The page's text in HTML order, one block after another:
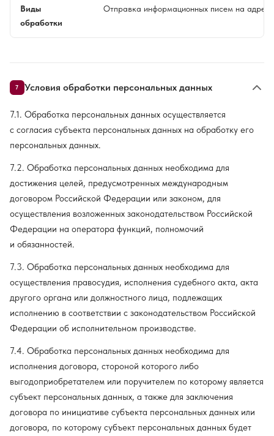
Виды
обработки
Отправка информационных писем на адрес
7 Условия обработки персональных данных
7.1. Обработка персональных данных осуществляется
с согласия субъекта персональных данных на обработку его
персональных данных.
7.2. Обработка персональных данных необходима для
достижения целей, предусмотренных международным
договором Российской Федерации или законом, для
осуществления возложенных законодательством Российской
Федерации на оператора функций, полномочий
и обязанностей.
7.3. Обработка персональных данных необходима для
осуществления правосудия, исполнения судебного акта, акта
другого органа или должностного лица, подлежащих
исполнению в соответствии с законодательством Российской
Федерации об исполнительном производстве.
7.4. Обработка персональных данных необходима для
исполнения договора, стороной которого либо
выгодоприобретателем или поручителем по которому является
субъект персональных данных, а также для заключения
договора по инициативе субъекта персональных данных или
договора, по которому субъект персональных данных будет